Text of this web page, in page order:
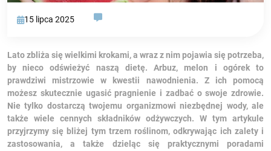
15 lipca 2025
Lato zbliża się wielkimi krokami, a wraz z nim pojawia się potrzeba,
by nieco odświeżyć naszą dietę. Arbuz, melon i ogórek to
prawdziwi mistrzowie w kwestii nawodnienia. Z ich pomocą
możesz skutecznie ugasić pragnienie i zadbać o swoje zdrowie.
Nie tylko dostarczą twojemu organizmowi niezbędnej wody, ale
także wiele cennych składników odżywczych. W tym artykule
przyjrzymy się bliżej tym trzem roślinom, odkrywając ich zalety i
zastosowania, a także dzieląc się praktycznymi poradami